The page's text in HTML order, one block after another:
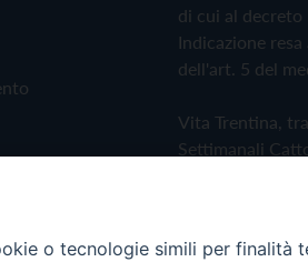
di cui al decreto
Indicazione
dell'art. 5 del
Vita Trentina,
Settimanali
Privacy Policy
o tecnologie simili per finalità